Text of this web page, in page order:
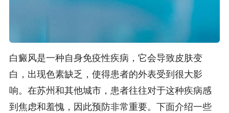
白癜风是一种自身免疫性疾病，它会导致皮肤变
白，出现色素缺乏，使得患者的外表受到很大影
响。在苏州和其他城市，患者往往对于这种疾病感
到焦虑和羞愧，因此预防非常重要。下面介绍一些